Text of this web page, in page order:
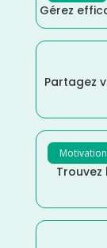
Gérez
Partagez
Motivation